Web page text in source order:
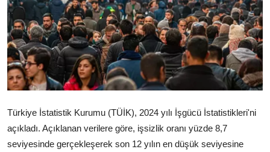
Türkiye İstatistik Kurumu (TÜİK), 2024 yılı İşgücü İstatistikleri'ni
açıkladı. Açıklanan verilere göre, işsizlik oranı yüzde 8,7
seviyesinde gerçekleşerek son 12 yılın en düşük seviyesine